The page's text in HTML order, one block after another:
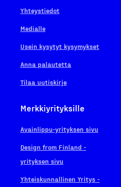
Yhteystiedot
Medialle
Usein kysytyt kysymykset
Anna palautetta
Tilaa uutiskirje
Merkkiyrityksille
Avainlippu-yrityksen sivu
Design from Finland -
yrityksen sivu
Yhteiskunnallinen Yritys -